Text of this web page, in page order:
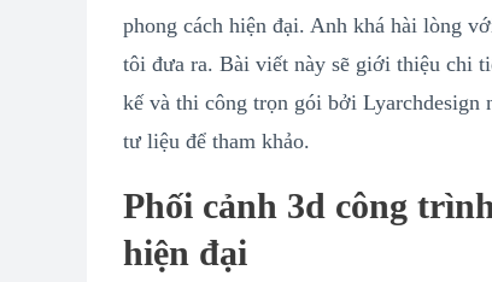
phong cách hiện đại. Anh khá hài lòng
tôi đưa ra. Bài viết này sẽ giới thiệu chi
kế và thi công trọn gói bởi Lyarchdesign
tư liệu để tham khảo.
Phối cảnh 3d công
hiện đại